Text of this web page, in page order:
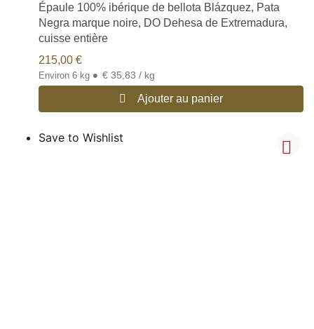
Épaule 100% ibérique de bellota Blázquez, Pata
Negra marque noire, DO Dehesa de Extremadura,
cuisse entière
215,00 €
Environ 6 kg • € 35,83 / kg
Ajouter au panier
Save to Wishlist